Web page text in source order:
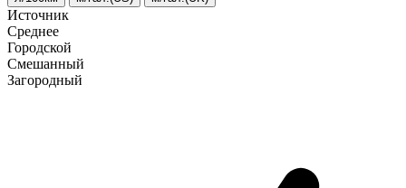
Источник
Среднее
Городской
Смешанный
Загородный